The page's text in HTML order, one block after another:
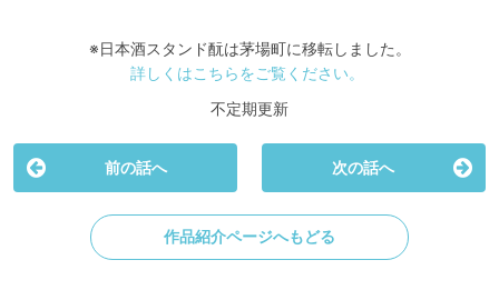
※日本酒スタンド酛は茅場町に移転しました。
詳しくはこちらをご覧ください。
不定期更新
前の話へ 次の話へ
作品紹介ページへもどる